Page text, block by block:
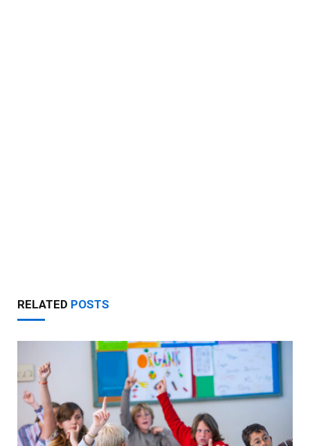
RELATED POSTS